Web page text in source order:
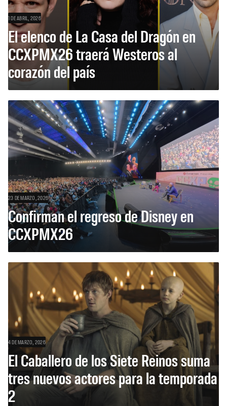
1 DE ABRIL, 2026
El elenco de La Casa del Dragón en
CCXPMX26 traerá Westeros al
corazón del país
23 DE MARZO, 2026
Confirman el regreso de Disney en
CCXPMX26
4 DE MARZO, 2026
El Caballero de los Siete Reinos suma
tres nuevos actores para la temporada
2